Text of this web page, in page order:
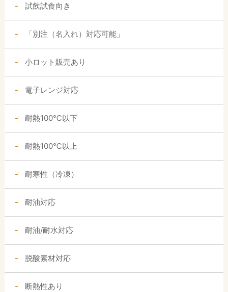
試飲試食向き
「別注（名入れ）対応可能」
小ロット販売あり
電子レンジ対応
耐熱100℃以下
耐熱100℃以上
耐寒性（冷凍）
耐油対応
耐油/耐水対応
脱酸素材対応
断熱性あり